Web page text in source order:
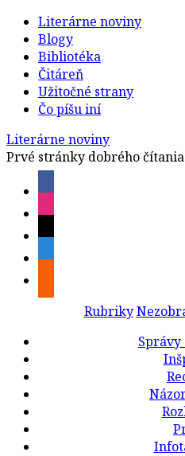
Literárne noviny
Blogy
Bibliotéka
Čitáreň
Užitočné strany
Čo píšu iní
Literárne noviny
Prvé stránky dobrého čítania
Rubriky